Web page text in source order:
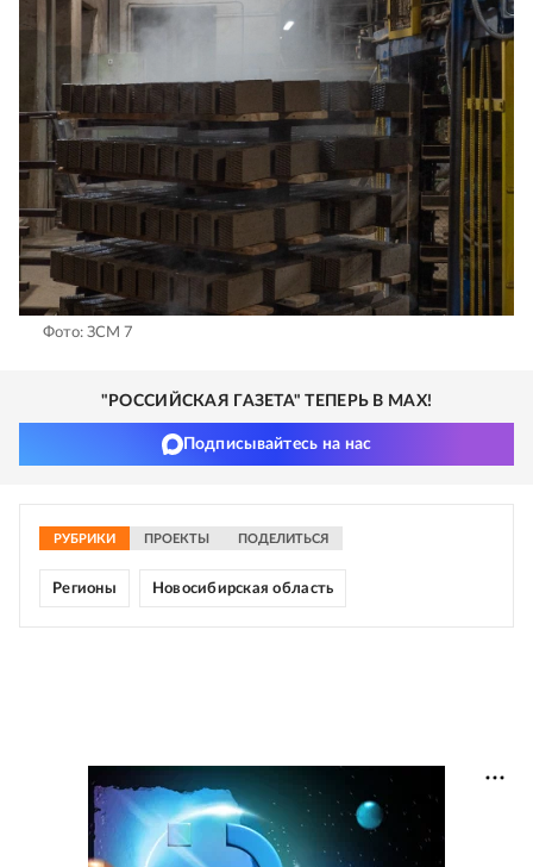
Фото: ЗСМ 7
"РОССИЙСКАЯ ГАЗЕТА" ТЕПЕРЬ В MAX!
Подписывайтесь на нас
РУБРИКИ ПРОЕКТЫ ПОДЕЛИТЬСЯ
Регионы Новосибирская область